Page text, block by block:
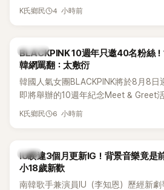
照，親自宣布即將步入婚姻，消息曝
K氏鄉民 4 小時前
K-POP
BLACKPINK 10週年只邀40名粉絲
韓網罵翻：太敷衍
韓國人氣女團BLACKPINK將於8月8日
即將舉辦的10週年紀念Meet & Greet
合體。根據韓媒《MyDaily》7日報導，
K氏鄉民 6 小時前
韓星
IU睽違3個月更新IG！背景音樂竟是
小18歲新歡
南韓歌手兼演員IU（李知恩）歷經新